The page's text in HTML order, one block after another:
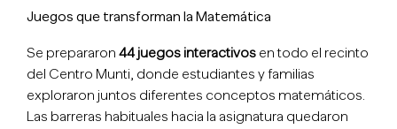
Juegos que transforman la Matemática
Se prepararon 44 juegos interactivosen todo el recinto
del Centro Munti, donde estudiantes y familias
exploraron juntos diferentes conceptos matemáticos.
Las barreras habituales hacia la asignatura quedaron